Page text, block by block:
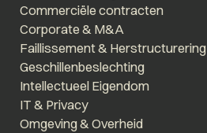
Commerciële contracten
Corporate & M&A
Faillissement & Herstructurering
Geschillenbeslechting
Intellectueel Eigendom
IT & Privacy
Omgeving & Overheid